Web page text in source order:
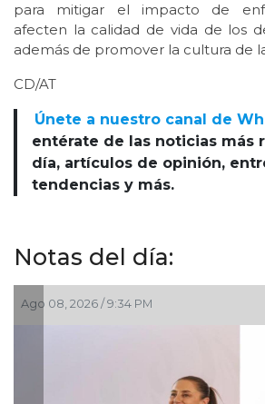
para mitigar el impacto de
afecten la calidad de vida de los
además de promover la cultura de
CD/AT
Únete a nuestro canal de
entérate de las noticias más
día, artículos de opinión,
tendencias y más.
Notas del día:
08, 2026 / 9:34 PM